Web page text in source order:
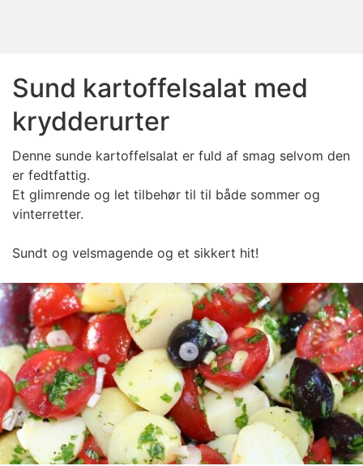
Sund kartoffelsalat med
krydderurter
Denne sunde kartoffelsalat er fuld af smag selvom den
er fedtfattig.
Et glimrende og let tilbehør til til både sommer og
vinterretter.
Sundt og velsmagende og et sikkert hit!